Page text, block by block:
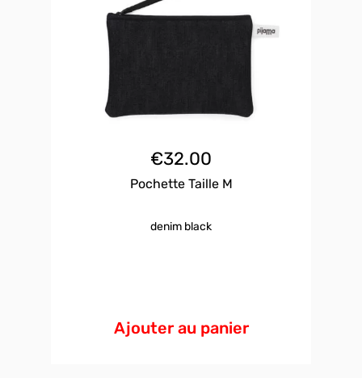
€32.00
Pochette Taille M
denim black
Ajouter au panier